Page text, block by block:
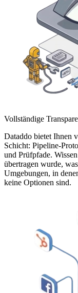
Vollständige
Dataddo bietet Ihnen
Schicht: Pipeline-
und Prüfpfade.
übertragen wurde,
Umgebungen, in
keine Optionen sind.